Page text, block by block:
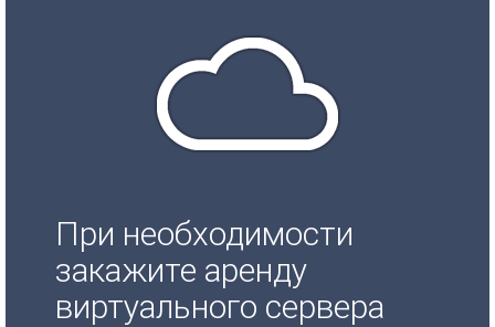
При необходимости
закажите аренду
виртуального сервера